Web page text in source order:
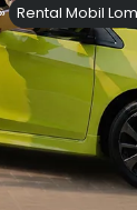
Rental Mobil